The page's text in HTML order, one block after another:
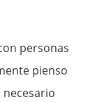
personas
pienso